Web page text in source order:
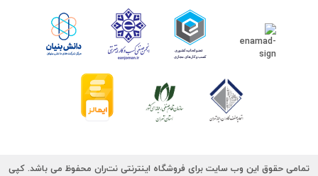
تمامی حقوق این وب سایت برای فروشگاه اینترنتی نت‌ران محفوظ می باشد. کپی